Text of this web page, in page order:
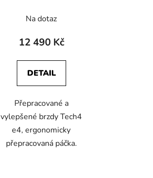
Na dotaz
12 490 Kč
DETAIL
Přepracované a
vylepšené brzdy Tech4
e4, ergonomicky
přepracovaná páčka.